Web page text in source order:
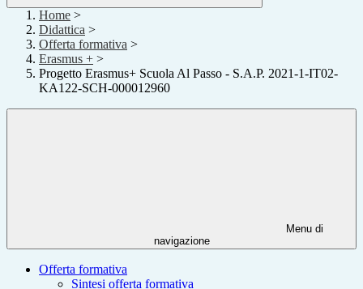
Home >
Didattica >
Offerta formativa >
Erasmus + >
Progetto Erasmus+ Scuola Al Passo - S.A.P. 2021-1-IT02-
KA122-SCH-000012960
Menu di
navigazione
Offerta formativa
Sintesi offerta formativa